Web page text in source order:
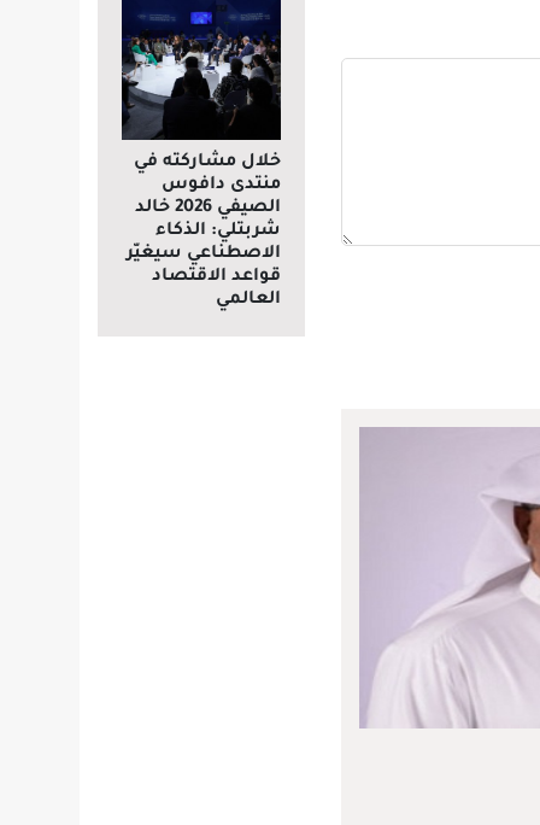
خلال مشاركته في
منتدى دافوس
الصيفي 2026 خالد
شربتلي: الذكاء
الاصطناعي سيغيّر
قواعد الاقتصاد
العالمي